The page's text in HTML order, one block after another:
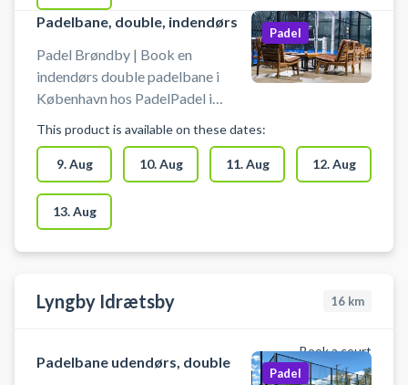
København, kan du nu book den
eksklusive Center Court
padelbane i centret beliggende på
adressen Brøndby Stadion 3, 2605
Brøndby - nemt at komme til fra
foran PadelPadel padelcenter i
Brøndby. Lånebat kan lejes og
bolde købes.
Padelbane, double, indendørs
Padel Brøndby | Book en
indendørs double padelbane i
København hos PadelPadel i
padelbaner. 10 double- og 2
singlebaner indendørs samt 2
udendørs padelbaner i forbindelse
med deres padelcenter i Brøndby.
PadelPadel København tilbyder
derudover padel træning, hvor du
trænere. Der er mulighed for
lånebat som kan lejes og bolde
Padel
This product is available on these dates:
9. Aug 10. Aug 11. Aug 12. Aug
13. Aug
Lyngby Idrætsby 16 km
Book a court
Padelbane udendørs, double
Padel